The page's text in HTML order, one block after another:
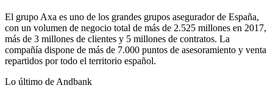
El grupo Axa es uno de los grandes grupos asegurador de España,
con un volumen de negocio total de más de 2.525 millones en 2017,
más de 3 millones de clientes y 5 millones de contratos. La
compañía dispone de más de 7.000 puntos de asesoramiento y venta
repartidos por todo el territorio español.
Lo último de Andbank